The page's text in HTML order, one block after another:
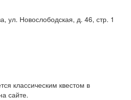
ул. Новослободская, д. 46, стр. 1
классическим квестом в
сайте.